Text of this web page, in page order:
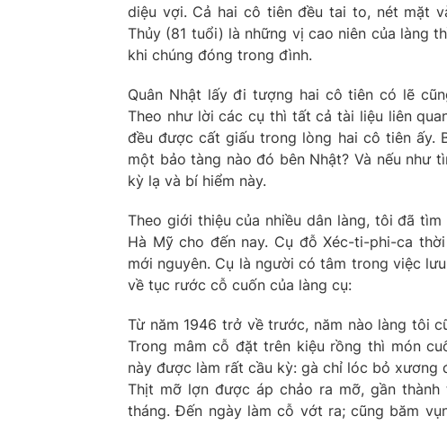
diệu vợi. Cả hai cô tiên đều tai to, nét mặt
Thủy (81 tuổi) là những vị cao niên của làng
khi chúng đóng trong đình.
Quân Nhật lấy đi tượng hai cô tiên có lẽ
Theo như lời các cụ thì tất cả tài liệu liên
đều được cất giấu trong lòng hai cô tiên ấy.
một bảo tàng nào đó bên Nhật? Và nếu như
kỳ lạ và bí hiểm này.
Theo giới thiệu của nhiều dân làng, tôi đã
Hà Mỹ cho đến nay. Cụ đỗ Xéc-ti-phi-ca
mới nguyên. Cụ là người có tâm trong việc
về tục rước cỗ cuốn của làng cụ:
Từ năm 1946 trở về trước, năm nào làng tôi
Trong mâm cỗ đặt trên kiệu rồng thì món
này được làm rất cầu kỳ: gà chỉ lóc bỏ xương
Thịt mỡ lợn được áp chảo ra mỡ, gần
tháng. Đến ngày làm cỗ vớt ra; cũng băm